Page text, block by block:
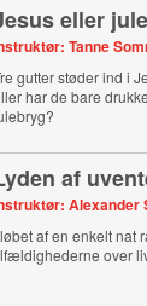
eller
Tanne
gutter støder ind i
har de bare
af
Alexander
af en enkelt nat
over